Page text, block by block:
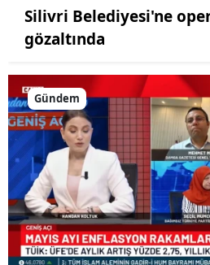
Silivri Belediyesi'ne
gözaltında
Gündem